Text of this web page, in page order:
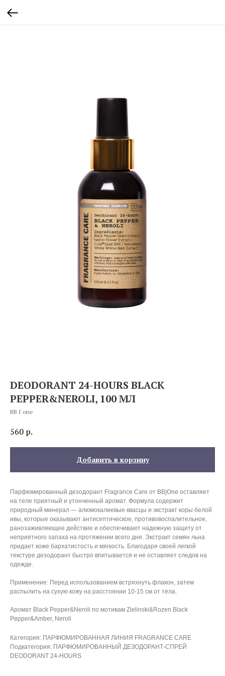
DEODORANT 24-HOURS BLACK
PEPPER&NEROLI, 100 МЛ
BB I one
560 р.
Добавить в корзину
Парфюмированный дезодорант Fragrance Care от BB|One оставляет
на теле приятный и утонченный аромат. Формула содержит
природный минерал — алюмокалиевые квасцы и экстракт коры белой
ивы, которые оказывают антисептическое, противовоспалительное,
ранозаживляющее действие и обеспечивают надежную защиту от
неприятного запаха на протяжении всего дня. Экстракт семян льна
придает коже бархатистость и мягкость. Благодаря своей легкой
текстуре дезодорант быстро впитывается и не оставляет следов на
одежде.
Применение: Перед использованием встряхнуть флакон, затем
распылить на сухую кожу на расстоянии 10-15 см от тела.
Аромат Black Pepper&Neroli по мотивам Zielinski&Rozen Black
Pepper&Amber, Neroli
Категория: ПАРФЮМИРОВАННАЯ ЛИНИЯ FRAGRANCE CARE
Подкатегория: ПАРФЮМИРОВАННЫЙ ДЕЗОДОРАНТ-СПРЕЙ
DEODORANT 24-HOURS